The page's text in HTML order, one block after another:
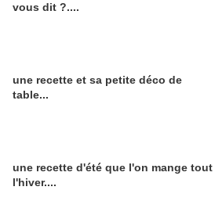
vous dit ?....
une recette et sa petite déco de
table...
une recette d'été que l'on mange tout
l'hiver....